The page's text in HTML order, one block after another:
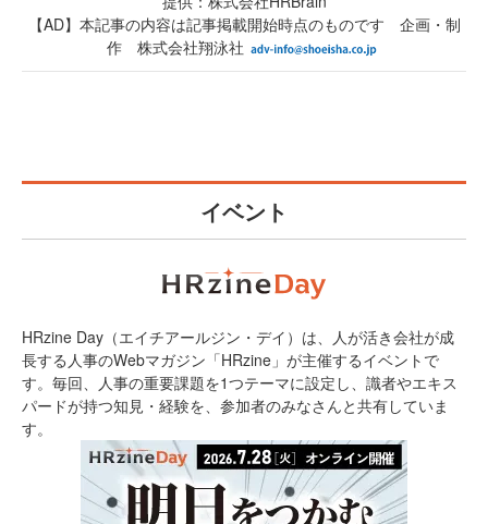
【AD】本記事の内容は記事掲載開始時点のものです 企画・制
作 株式会社翔泳社
イベント
HRzine Day（エイチアールジン・デイ）は、人が活き会社が成
長する人事のWebマガジン「HRzine」が主催するイベントで
す。毎回、人事の重要課題を1つテーマに設定し、識者やエキス
パードが持つ知見・経験を、参加者のみなさんと共有していま
す。